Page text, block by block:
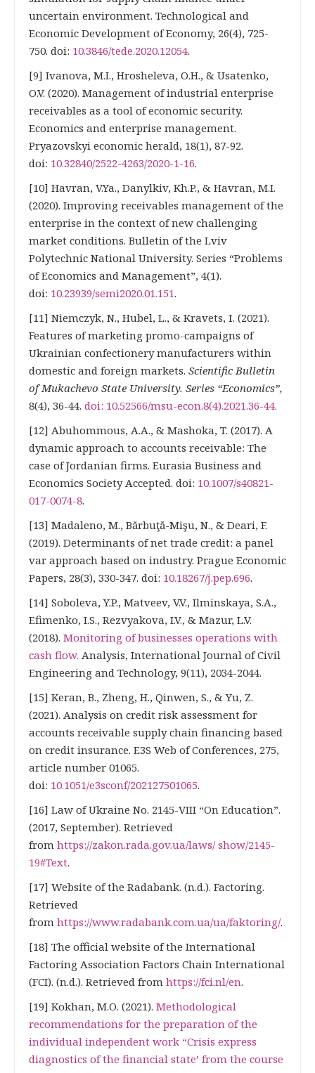
uncertain environment. Technological and
Economic Development of Economy, 26(4), 725-
750. doi: 10.3846/tede.2020.12054.
[9] Ivanova, M.I., Hrosheleva, O.H., & Usatenko,
O.V. (2020). Management of industrial enterprise
receivables as a tool of economic security.
Economics and enterprise management.
Pryazovskyi economic herald, 18(1), 87-92.
doi: 10.32840/2522-4263/2020-1-16.
[10] Havran, V.Ya., Danylkiv, Kh.P., & Havran, M.I.
(2020). Improving receivables management of the
enterprise in the context of new challenging
market conditions. Bulletin of the Lviv
Polytechnic National University. Series “Problems
of Economics and Management”, 4(1).
doi: 10.23939/semi2020.01.151.
[11] Niemczyk, N., Hubel, L., & Kravets, І. (2021).
Features of marketing promo-campaigns of
Ukrainian confectionery manufacturers within
domestic and foreign markets. Scientific Bulletin
of Mukachevo State University. Series “Economics”,
8(4), 36-44. doi: 10.52566/msu-econ.8(4).2021.36-44.
[12] Abuhommous, A.A., & Mashoka, T. (2017). A
dynamic approach to accounts receivable: The
case of Jordanian firms. Eurasia Business and
Economics Society Accepted. doi: 10.1007/s40821-
017-0074-8.
[13] Madaleno, M., Bărbuţă-Mişu, N., & Deari, F.
(2019). Determinants of net trade credit: a panel
var approach based on industry. Prague Economic
Papers, 28(3), 330-347. doi: 10.18267/j.pep.696.
[14] Soboleva, Y.P., Matveev, V.V., Ilminskaya, S.A.,
Efimenko, I.S., Rezvyakova, I.V., & Mazur, L.V.
(2018). Monitoring of businesses operations with
cash flow. Analysis, International Journal of Civil
Engineering and Technology, 9(11), 2034-2044.
[15] Keran, B., Zheng, H., Qinwen, S., & Yu, Z.
(2021). Analysis on credit risk assessment for
accounts receivable supply chain financing based
on credit insurance. E3S Web of Conferences, 275,
article number 01065.
doi: 10.1051/e3sconf/202127501065.
[16] Law of Ukraine No. 2145-VIII “On Education”.
(2017, September). Retrieved
from https://zakon.rada.gov.ua/laws/ show/2145-
19#Text.
[17] Website of the Radabank. (n.d.). Factoring.
Retrieved
from https://www.radabank.com.ua/ua/faktoring/.
[18] The official website of the International
Factoring Association Factors Chain International
(FCI). (n.d.). Retrieved from https://fci.nl/en.
[19] Kokhan, M.O. (2021). Methodological
recommendations for the preparation of the
individual independent work “Crisis express
diagnostics of the financial state’ from the course